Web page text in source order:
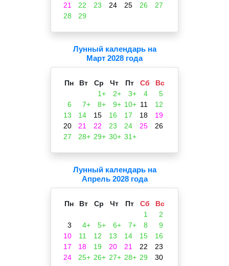
21
22 23 24 25 26
27
28
29
Лунный календарь на
Март 2028 года
Пн Вт Ср Чт Пт Сб
Вс
1+
2+ 3+ 4
5
6
7+ 8+ 9+ 10+ 11
12
13
14 15 16 17 18
19
20
21 22 23 24 25
26
27
28+ 29+ 30+ 31+
Лунный календарь на
Апрель 2028 года
Пн Вт Ср Чт Пт Сб
Вс
1
2
3
4+ 5+ 6+ 7+ 8
9
10
11 12 13 14 15
16
17
18 19 20 21 22
23
24
25+ 26+ 27+ 28+ 29 30